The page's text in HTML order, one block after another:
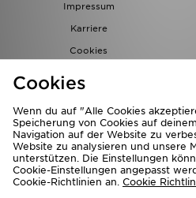
Impressum
Karriere
Cookies
Cookies
Wenn du auf "Alle Cookies
Speicherung von Cookies auf
Navigation auf der Website zu
Website zu analysieren und unsere
unterstützen. Die Einstellungen
Cookie-Einstellungen angepasst
Cookie-Richtlinien an. Cookie